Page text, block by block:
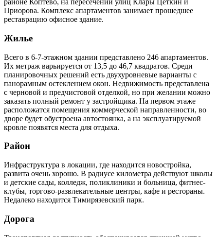
районе Коптево, на пересечении улиц Клары Цеткин и
Приорова. Комплекс апартаментов занимает прошедшее
реставрацию офисное здание.
Жилье
Всего в 6-7-этажном здании представлено 246 апартаментов.
Их метраж варьируется от 13,5 до 46,7 квадратов. Среди
планировочных решений есть двухуровневые варианты с
панорамным остеклением окон. Недвижимость представлена
с черновой и предчистовой отделкой, но при желании можно
заказать полный ремонт у застройщика. На первом этаже
расположатся помещения коммерческой направленности, во
дворе будет обустроена автостоянка, а на эксплуатируемой
кровле появятся места для отдыха.
Район
Инфраструктура в локации, где находится новостройка,
развита очень хорошо. В радиусе километра действуют школы
и детские сады, колледж, поликлиники и больница, фитнес-
клубы, торгово-развлекательные центры, кафе и рестораны.
Недалеко находится Тимирязевский парк.
Дорога